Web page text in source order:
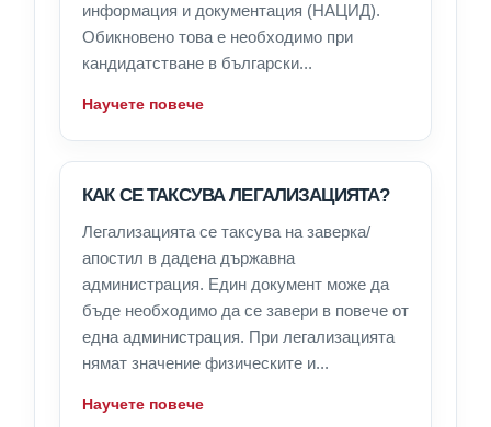
информация и документация (НАЦИД).
Обикновено това е необходимо при
кандидатстване в български...
Научете повече
КАК СЕ ТАКСУВА ЛЕГАЛИЗАЦИЯТА?
Легализацията се таксува на заверка/
апостил в дадена държавна
администрация. Един документ може да
бъде необходимо да се завери в повече от
една администрация. При легализацията
нямат значение физическите и...
Научете повече